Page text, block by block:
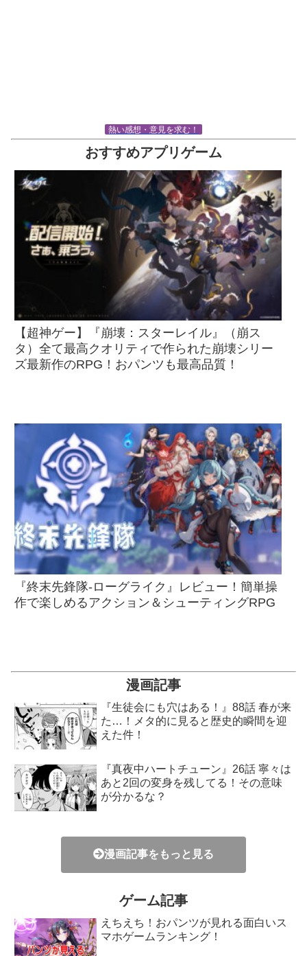
熱い感想・意見を求む！
おすすめアプリゲーム
【超神ゲー】『崩壊：スターレイル』（崩ス
タ）全て最高クオリティで作られた崩壊シリー
ズ最新作のRPG！おパンツも最高品質！
『終末先鋒隊-ローグライク』レビュー！簡単操
作で楽しめるアクション＆シューティングRPG
漫画記事
『生徒会にも穴はある！』88話 春が来
た…！メタ的に見ると歴史的瞬間を迎
えた件！
『真夜中ハートチューン』26話 寧々は
あと2回の変身を残してる！その意味
が分かるな？
漫画記事をもっと見る
ゲーム記事
えちえち！おパンツが見れる面白いス
マホゲームランキング！